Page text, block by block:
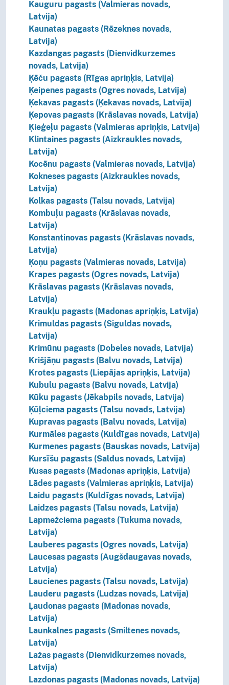
Kauguru pagasts (Valmieras novads,
Latvija)
Kaunatas pagasts (Rēzeknes novads,
Latvija)
Kazdangas pagasts (Dienvidkurzemes
novads, Latvija)
Ķēču pagasts (Rīgas apriņķis, Latvija)
Ķeipenes pagasts (Ogres novads, Latvija)
Ķekavas pagasts (Ķekavas novads, Latvija)
Ķepovas pagasts (Krāslavas novads, Latvija)
Ķieģeļu pagasts (Valmieras apriņķis, Latvija)
Klintaines pagasts (Aizkraukles novads,
Latvija)
Kocēnu pagasts (Valmieras novads, Latvija)
Kokneses pagasts (Aizkraukles novads,
Latvija)
Kolkas pagasts (Talsu novads, Latvija)
Kombuļu pagasts (Krāslavas novads,
Latvija)
Konstantinovas pagasts (Krāslavas novads,
Latvija)
Ķoņu pagasts (Valmieras novads, Latvija)
Krapes pagasts (Ogres novads, Latvija)
Krāslavas pagasts (Krāslavas novads,
Latvija)
Kraukļu pagasts (Madonas apriņķis, Latvija)
Krimuldas pagasts (Siguldas novads,
Latvija)
Krimūnu pagasts (Dobeles novads, Latvija)
Krišjāņu pagasts (Balvu novads, Latvija)
Krotes pagasts (Liepājas apriņķis, Latvija)
Kubulu pagasts (Balvu novads, Latvija)
Kūku pagasts (Jēkabpils novads, Latvija)
Ķūļciema pagasts (Talsu novads, Latvija)
Kupravas pagasts (Balvu novads, Latvija)
Kurmāles pagasts (Kuldīgas novads, Latvija)
Kurmenes pagasts (Bauskas novads, Latvija)
Kursīšu pagasts (Saldus novads, Latvija)
Kusas pagasts (Madonas apriņķis, Latvija)
Lādes pagasts (Valmieras apriņķis, Latvija)
Laidu pagasts (Kuldīgas novads, Latvija)
Laidzes pagasts (Talsu novads, Latvija)
Lapmežciema pagasts (Tukuma novads,
Latvija)
Lauberes pagasts (Ogres novads, Latvija)
Laucesas pagasts (Augšdaugavas novads,
Latvija)
Laucienes pagasts (Talsu novads, Latvija)
Lauderu pagasts (Ludzas novads, Latvija)
Ļaudonas pagasts (Madonas novads,
Latvija)
Launkalnes pagasts (Smiltenes novads,
Latvija)
Lažas pagasts (Dienvidkurzemes novads,
Latvija)
Lazdonas pagasts (Madonas novads, Latvija)